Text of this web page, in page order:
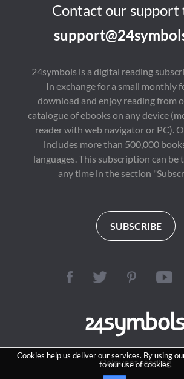
Cookies help us deliver our services. By using
to our use of cookies.
Contact our support
24symbols is a digital reading
In exchange for a small monthly
download and enjoy reading from
catalogue of ebooks on any device
reader with web navigator or PC).
includes more than 500,000
languages. This subscription can
any time in the section
SUBSCRIBE
Reinvent reading